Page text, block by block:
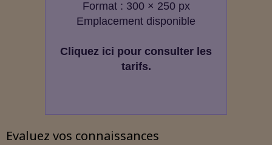
Format : 300 × 250 px
Emplacement disponible
Cliquez ici pour consulter les
tarifs.
Evaluez vos connaissances